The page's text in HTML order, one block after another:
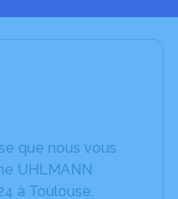
que nous vous
UHLMANN
à Toulouse.